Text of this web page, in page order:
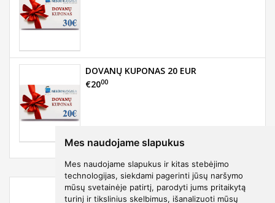
Mes naudojame slapukus
Mes naudojame slapukus ir kitas stebėjimo
technologijas, siekdami pagerinti jūsų naršymo
mūsų svetainėje patirtį, parodyti jums pritaikytą
turinį ir tikslinius skelbimus, išanalizuoti mūsų
DOVANŲ KUPONAS 20 EUR
€2000